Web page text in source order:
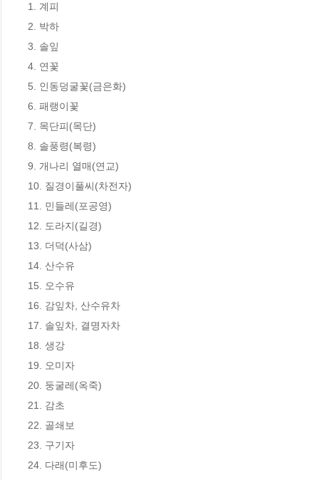
1. 계피
2. 박하
3. 솔잎
4. 연꽃
5. 인동덩굴꽃(금은화)
6. 패랭이꽃
7. 목단피(목단)
8. 솔풍령(복령)
9. 개나리 열매(연교)
10. 질경이풀씨(차전자)
11. 민들레(포공영)
12. 도라지(길경)
13. 더덕(사삼)
14. 산수유
15. 오수유
16. 감잎차, 산수유차
17. 솔잎차, 결명자차
18. 생강
19. 오미자
20. 둥굴레(옥죽)
21. 감초
22. 골쇄보
23. 구기자
24. 다래(미후도)